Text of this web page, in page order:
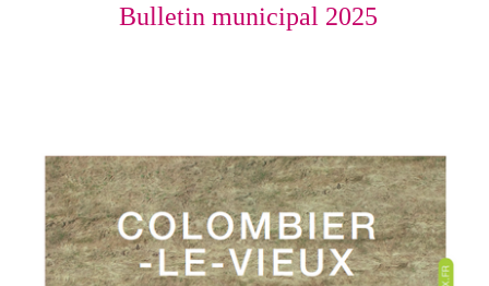
Bulletin municipal 2025